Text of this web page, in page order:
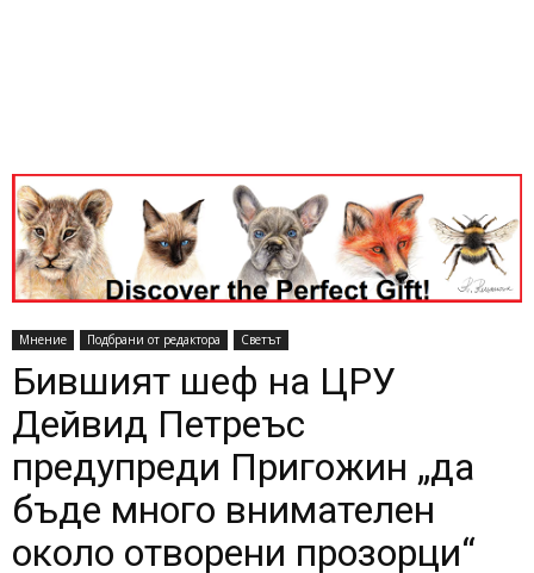
Мнение Подбрани от редактора Светът
Бившият шеф на ЦРУ
Дейвид Петреъс
предупреди Пригожин „да
бъде много внимателен
около отворени прозорци“